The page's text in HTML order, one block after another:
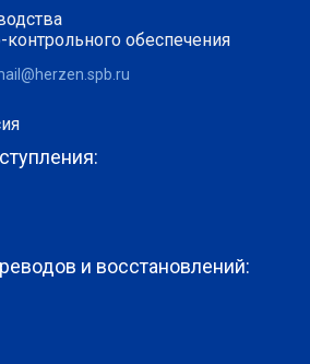
контрольного обеспечения
и восстановлений: